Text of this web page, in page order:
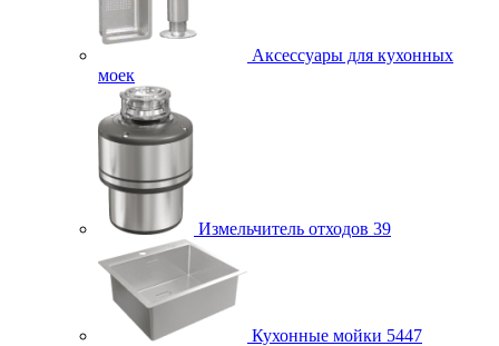
Аксессуары для кухонных
моек
Измельчитель отходов 39
Кухонные мойки 5447